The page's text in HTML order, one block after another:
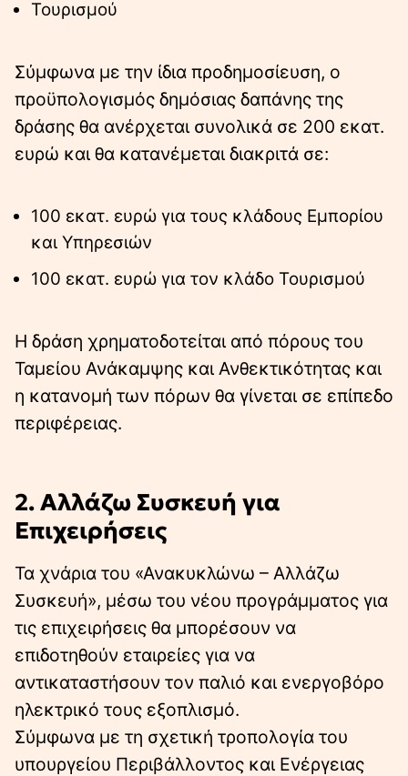
Τουρισμού
Σύμφωνα με την ίδια προδημοσίευση, ο
προϋπολογισμός δημόσιας δαπάνης της
δράσης θα ανέρχεται συνολικά σε 200 εκατ.
ευρώ και θα κατανέμεται διακριτά σε:
100 εκατ. ευρώ για τους κλάδους Εμπορίου
και Υπηρεσιών
100 εκατ. ευρώ για τον κλάδο Τουρισμού
Η δράση χρηματοδοτείται από πόρους του
Ταμείου Ανάκαμψης και Ανθεκτικότητας και
η κατανομή των πόρων θα γίνεται σε επίπεδο
περιφέρειας.
2. Αλλάζω Συσκευή για
Επιχειρήσεις
Τα χνάρια του «Ανακυκλώνω – Αλλάζω
Συσκευή», μέσω του νέου προγράμματος για
τις επιχειρήσεις θα μπορέσουν να
επιδοτηθούν εταιρείες για να
αντικαταστήσουν τον παλιό και ενεργοβόρο
ηλεκτρικό τους εξοπλισμό.
Σύμφωνα με τη σχετική τροπολογία του
υπουργείου Περιβάλλοντος και Ενέργειας